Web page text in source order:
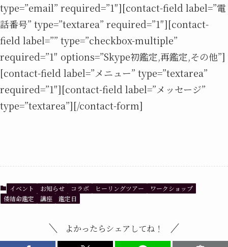
type=”email” required=”1″][contact-field label=”電
話番号” type=”textarea” required=”1″][contact-
field label=”” type=”checkbox-multiple”
required=”1″ options=”Skype初鑑定,再鑑定,その他”]
[contact-field label=”メニュー” type=”textarea”
required=”1″][contact-field label=”メッセージ”
type=”textarea”][/contact-form]
イベント お知らせ コラボ ヒーリングツアー
ワークショップ
倭結命鑑定
講座 鑑定日
よかったらシェアしてね！